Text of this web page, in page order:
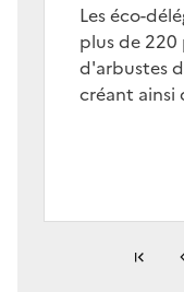
Corps
Les éco-
plus de
d'arbustes
créant ainsi